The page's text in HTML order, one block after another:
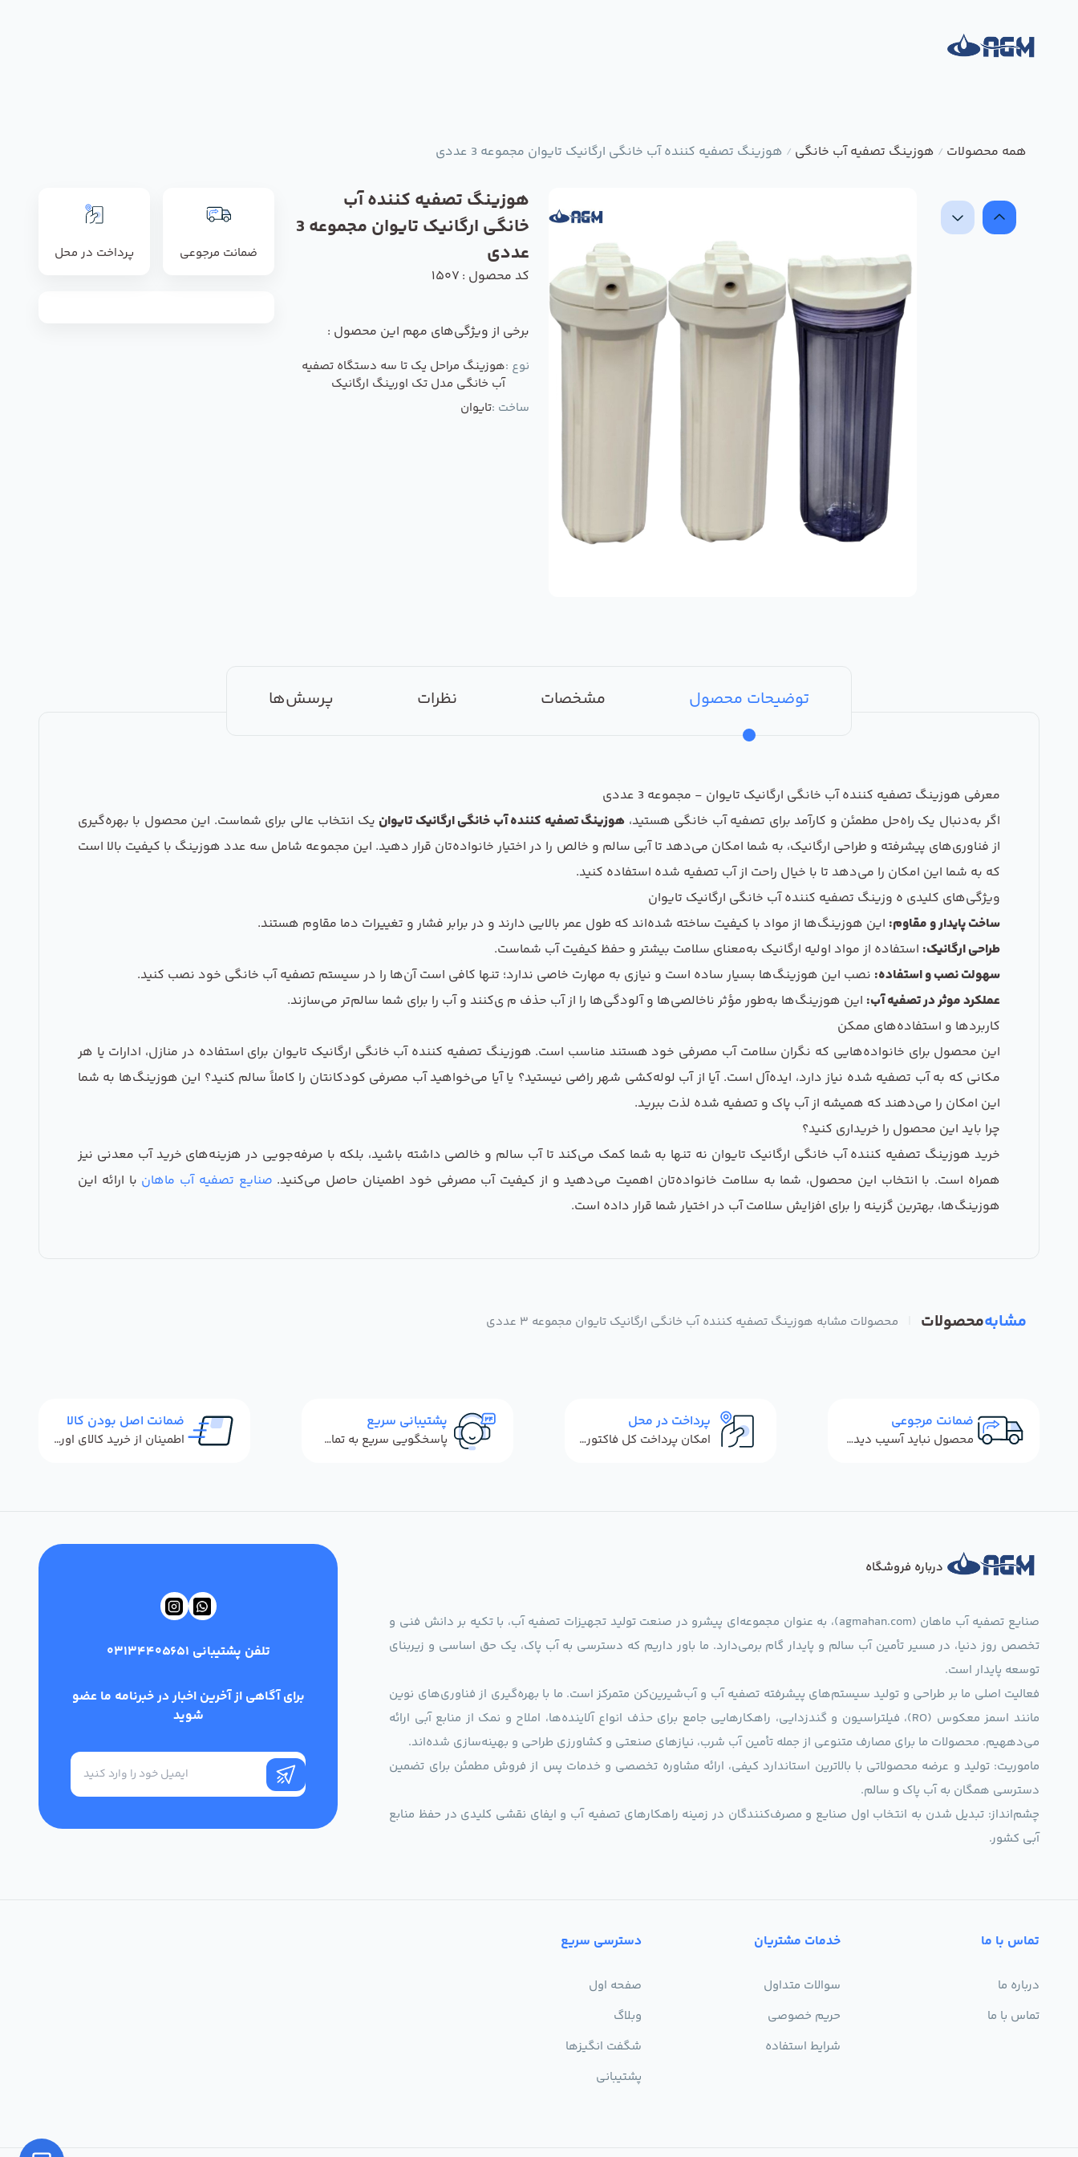
همه محصولات / هوزینگ تصفیه آب خانگی / هوزینگ تصفیه کننده آب خانگی ارگانیک تایوان مجموعه 3 عددی
هوزینگ تصفیه کننده آب
خانگی ارگانیک تایوان مجموعه 3
عددی
کد محصول : 1507
برخی از ویژگی‌های مهم این محصول :
نوع :هوزینگ مراحل یک تا سه دستگاه تصفیه
آب خانگی مدل تک اورینگ ارگانیک
ساخت :تایوان
ضمانت مرجوعی پرداخت در محل
توضیحات محصول مشخصات نظرات پرسش‌ها
معرفی هوزینگ تصفیه کننده آب خانگی ارگانیک تایوان - مجموعه 3 عددی
اگر به‌دنبال یک راه‌حل مطمئن و کارآمد برای تصفیه آب خانگی هستید، هوزینگ تصفیه کننده آب خانگی ارگانیک تایوان یک انتخاب عالی برای شماست. این محصول با بهره‌گیری
از فناوری‌های پیشرفته و طراحی ارگانیک، به شما امکان می‌دهد تا آبی سالم و خالص را در اختیار خانواده‌تان قرار دهید. این مجموعه شامل سه عدد هوزینگ با کیفیت بالا است
که به شما این امکان را می‌دهد تا با خیال راحت از آب تصفیه شده استفاده کنید.
ویژگی‌های کلیدی ه وزینگ تصفیه کننده آب خانگی ارگانیک تایوان
ساخت پایدار و مقاوم: این هوزینگ‌ها از مواد با کیفیت ساخته شده‌اند که طول عمر بالایی دارند و در برابر فشار و تغییرات دما مقاوم هستند.
طراحی ارگانیک: استفاده از مواد اولیه ارگانیک به‌معنای سلامت بیشتر و حفظ کیفیت آب شماست.
سهولت نصب و استفاده: نصب این هوزینگ‌ها بسیار ساده است و نیازی به مهارت خاصی ندارد؛ تنها کافی است آن‌ها را در سیستم تصفیه آب خانگی خود نصب کنید.
عملکرد موثر در تصفیه آب: این هوزینگ‌ها به‌طور مؤثر ناخالصی‌ها و آلودگی‌ها را از آب حذف م ی‌کنند و آب را برای شما سالم‌تر می‌سازند.
کاربردها و استفاده‌های ممکن
این محصول برای خانواده‌هایی که نگران سلامت آب مصرفی خود هستند مناسب است. هوزینگ تصفیه کننده آب خانگی ارگانیک تایوان برای استفاده در منازل، ادارات یا هر
مکانی که به آب تصفیه شده نیاز دارد، ایده‌آل است. آیا از آب لوله‌کشی شهر راضی نیستید؟ یا آیا می‌خواهید آب مصرفی کودکانتان را کاملاً سالم کنید؟ این هوزینگ‌ها به شما
این امکان را می‌دهند که همیشه از آب پاک و تصفیه شده لذت ببرید.
چرا باید این محصول را خریداری کنید؟
خرید هوزینگ تصفیه کننده آب خانگی ارگانیک تایوان نه تنها به شما کمک می‌کند تا آب سالم و خالصی داشته باشید، بلکه با صرفه‌جویی در هزینه‌های خرید آب معدنی نیز
همراه است. با انتخاب این محصول، شما به سلامت خانواده‌تان اهمیت می‌دهید و از کیفیت آب مصرفی خود اطمینان حاصل می‌کنید. صنایع تصفیه آب ماهان با ارائه این
هوزینگ‌ها، بهترین گزینه را برای افزایش سلامت آب در اختیار شما قرار داده است.
مشابهمحصولات محصولات مشابه هوزینگ تصفیه کننده آب خانگی ارگانیک تایوان مجموعه 3 عددی
ضمانت مرجوعی
محصول نباید آسیب دیده باشد
پرداخت در محل
امکان پرداخت کل فاکتور در محل
پشتیبانی سریع
پاسخگویی سریع به تماس‌ها و پیام‌ها
ضمانت اصل بودن کالا
اطمینان از خرید کالای اورجینال
درباره فروشگاه
صنایع تصفیه آب ماهان (agmahan.com)، به عنوان مجموعه‌ای پیشرو در صنعت تولید تجهیزات تصفیه آب، با تکیه بر دانش فنی و
تخصص روز دنیا، در مسیر تأمین آب سالم و پایدار گام برمی‌دارد. ما باور داریم که دسترسی به آب پاک، یک حق اساسی و زیربنای
توسعه پایدار است.
فعالیت اصلی ما بر طراحی و تولید سیستم‌های پیشرفته تصفیه آب و آب‌شیرین‌کن متمرکز است. ما با بهره‌گیری از فناوری‌های نوین
مانند اسمز معکوس (RO)، فیلتراسیون و گندزدایی، راهکارهایی جامع برای حذف انواع آلاینده‌ها، املاح و نمک از منابع آبی ارائه
می‌دههیم. محصولات ما برای مصارف متنوعی از جمله تأمین آب شرب، نیازهای صنعتی و کشاورزی طراحی و بهینه‌سازی شده‌اند.
ماموریت: تولید و عرضه محصولاتی با بالاترین استاندارد کیفی، ارائه مشاوره تخصصی و خدمات پس از فروش مطمئن برای تضمین
دسترسی همگان به آب پاک و سالم.
چشم‌انداز: تبدیل شدن به انتخاب اول صنایع و مصرف‌کنندگان در زمینه راهکارهای تصفیه آب و ایفای نقشی کلیدی در حفظ منابع
آبی کشور.
تلفن پشتیبانی 03134405651
برای آگاهی از آخرین اخبار در خبرنامه ما عضو
شوید
تماس با ما
درباره ما
تماس با ما
خدمات مشتریان
سوالات متداول
حریم خصوصی
شرایط استفاده
دسترسی سریع
صفحه اول
وبلاگ
شگفت انگیزها
پشتیبانی